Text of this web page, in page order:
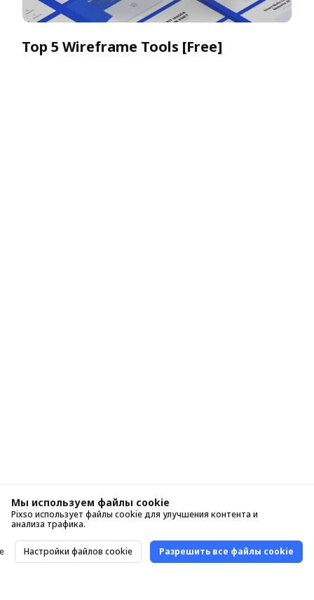
Top 5 Wireframe Tools [Free]
Мы используем файлы cookie
Pixso использует файлы cookie для улучшения контента и
анализа трафика.
Настройки файлов cookie Разрешить все файлы cookie